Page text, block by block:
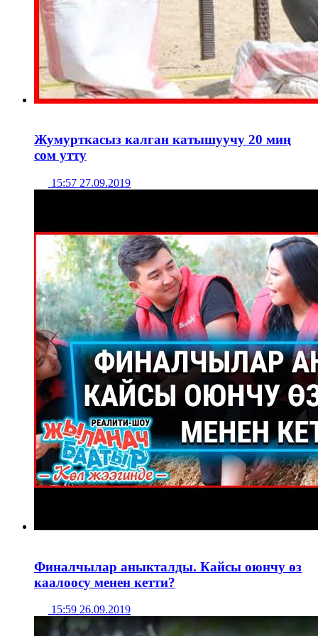
Жумурткасыз калган катышуучу 20 миң
сом утту
15:57 27.09.2019
Финалчылар аныкталды. Кайсы оюнчу өз
каалоосу менен кетти?
15:59 26.09.2019